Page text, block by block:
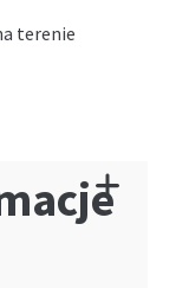
terenie